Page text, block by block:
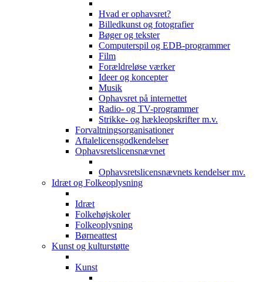
Hvad er ophavsret?
Billedkunst og fotografier
Bøger og tekster
Computerspil og EDB-programmer
Film
Forældreløse værker
Ideer og koncepter
Musik
Ophavsret på internettet
Radio- og TV-programmer
Strikke- og hækleopskrifter m.v.
Forvaltningsorganisationer
Aftalelicensgodkendelser
Ophavsretslicensnævnet
Ophavsretslicensnævnets kendelser mv.
Idræt og Folkeoplysning
Idræt
Folkehøjskoler
Folkeoplysning
Børneattest
Kunst og kulturstøtte
Kunst